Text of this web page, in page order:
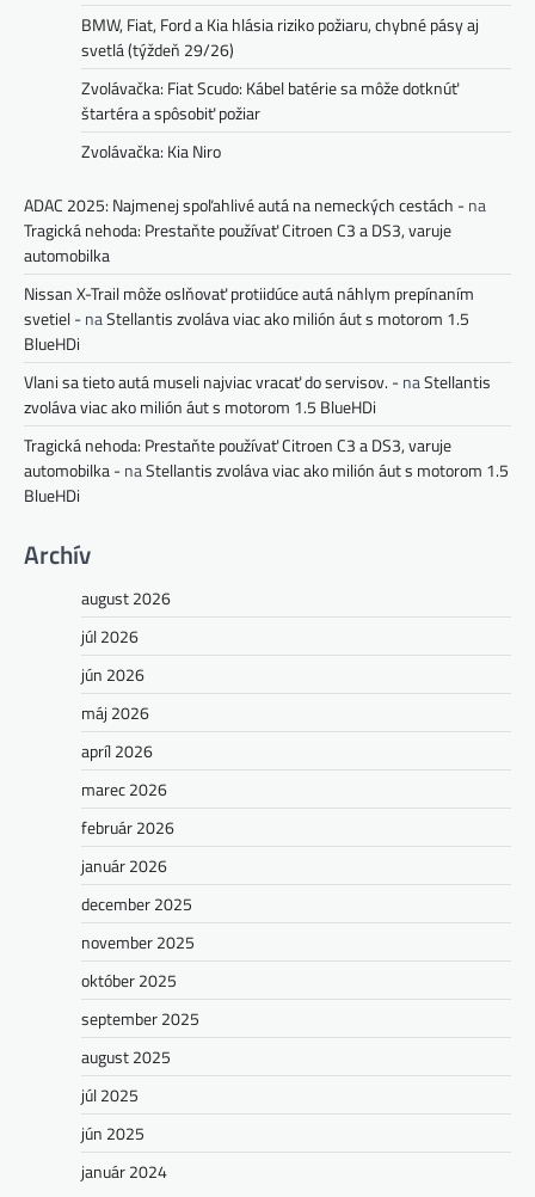
BMW, Fiat, Ford a Kia hlásia riziko požiaru, chybné pásy aj
svetlá (týždeň 29/26)
Zvolávačka: Fiat Scudo: Kábel batérie sa môže dotknúť
štartéra a spôsobiť požiar
Zvolávačka: Kia Niro
ADAC 2025: Najmenej spoľahlivé autá na nemeckých cestách -na
Tragická nehoda: Prestaňte používať Citroen C3 a DS3, varuje
automobilka
Nissan X-Trail môže oslňovať protiidúce autá náhlym prepínaním
svetiel -naStellantis zvoláva viac ako milión áut s motorom 1.5
BlueHDi
Vlani sa tieto autá museli najviac vracať do servisov. -naStellantis
zvoláva viac ako milión áut s motorom 1.5 BlueHDi
Tragická nehoda: Prestaňte používať Citroen C3 a DS3, varuje
automobilka -naStellantis zvoláva viac ako milión áut s motorom 1.5
BlueHDi
Archív
august 2026
júl 2026
jún 2026
máj 2026
apríl 2026
marec 2026
február 2026
január 2026
december 2025
november 2025
október 2025
september 2025
august 2025
júl 2025
jún 2025
január 2024